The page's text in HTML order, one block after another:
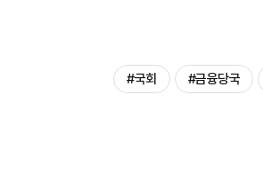
#국회 #금융당국